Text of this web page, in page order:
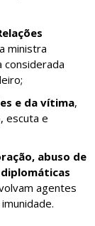
ministra
considerada
e da vítima,
escuta e
abuso de
agentes